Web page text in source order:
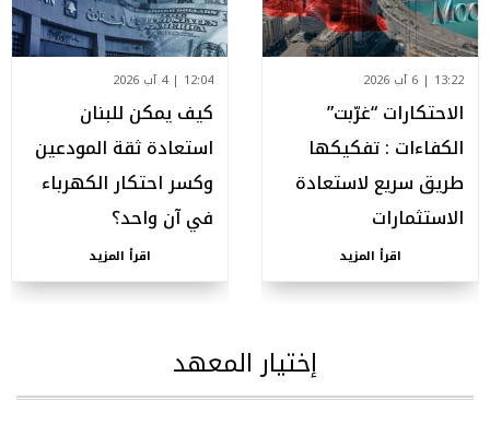
13:22 | 6 آب 2026
الاحتكارات “غرّبت”
الكفاءات : تفكيكها
طريق سريع لاستعادة
الاستثمارات
اقرأ المزيد
12:04 | 4 آب 2026
كيف يمكن للبنان
استعادة ثقة المودعين
وكسر احتكار الكهرباء
في آن واحد؟
اقرأ المزيد
إختيار المعهد